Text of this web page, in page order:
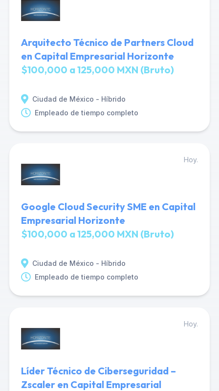
Arquitecto Técnico de Partners Cloud
en Capital Empresarial Horizonte
$100,000 a 125,000 MXN (Bruto)
Ciudad de México - Híbrido
Empleado de tiempo completo
Hoy.
Google Cloud Security SME en Capital
Empresarial Horizonte
$100,000 a 125,000 MXN (Bruto)
Ciudad de México - Híbrido
Empleado de tiempo completo
Hoy.
Líder Técnico de Ciberseguridad –
Zscaler en Capital Empresarial